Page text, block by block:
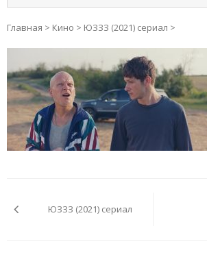
Главная > Кино > ЮЗЗЗ (2021) сериал >
по
записямЮЗЗЗ (2021) сериал